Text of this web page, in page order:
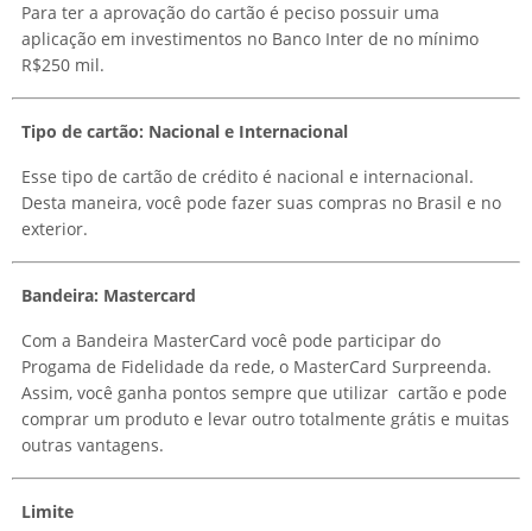
Para ter a aprovação do cartão é peciso possuir uma
aplicação em investimentos no Banco Inter de no mínimo
R$250 mil.
Tipo de cartão: Nacional e Internacional
Esse tipo de cartão de crédito é nacional e internacional.
Desta maneira, você pode fazer suas compras no Brasil e no
exterior.
Bandeira: Mastercard
Com a Bandeira MasterCard você pode participar do
Progama de Fidelidade da rede, o MasterCard Surpreenda.
Assim, você ganha pontos sempre que utilizar cartão e pode
comprar um produto e levar outro totalmente grátis e muitas
outras vantagens.
Limite